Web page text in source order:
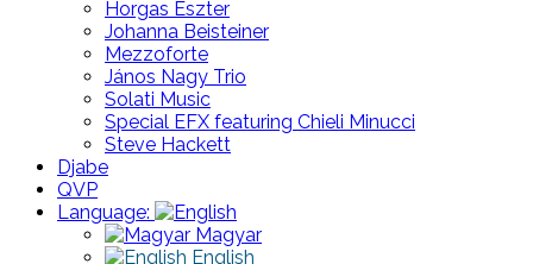
Horgas Eszter
Johanna Beisteiner
Mezzoforte
János Nagy Trio
Solati Music
Special EFX featuring Chieli Minucci
Steve Hackett
Djabe
QVP
Language:
Magyar
English